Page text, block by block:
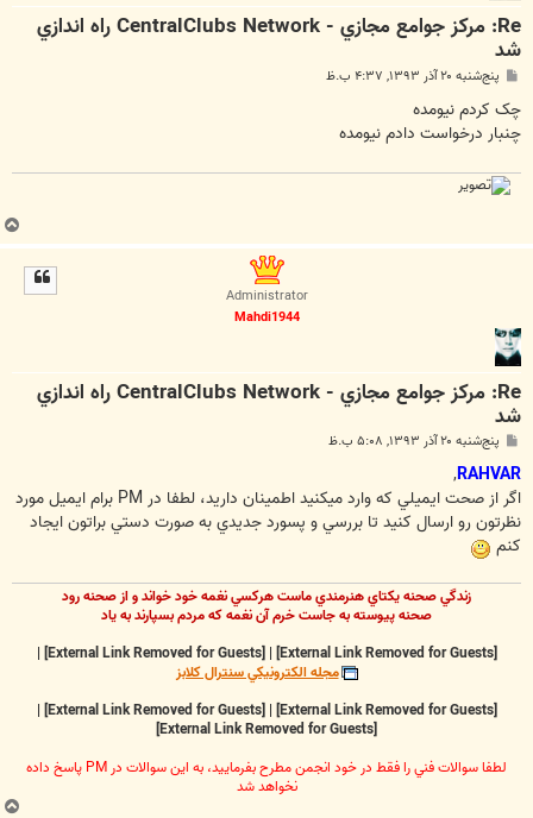
Re: مرکز جوامع مجازي - CentralClubs Network راه اندازي
شد
س
ت
پنج‌شنبه ۲۰ آذر ۱۳۹۳, ۴:۳۷ ب.ظ
چک کردم نیومده
چنبار درخواست دادم نیومده
Administrator
Mahdi1944
Re: مرکز جوامع مجازي - CentralClubs Network راه اندازي
شد
س
ت
پنج‌شنبه ۲۰ آذر ۱۳۹۳, ۵:۰۸ ب.ظ
RAHVAR
,
اگر از صحت ايميلي كه وارد ميكنيد اطمينان داريد، لطفا در PM برام ايميل مورد
نظرتون رو ارسال كنيد تا بررسي و پسورد جديدي به صورت دستي براتون ايجاد
كنم
زندگي صحنه يکتاي هنرمندي ماست هرکسي نغمه خود خواند و از صحنه رود
صحنه پيوسته به جاست خرم آن نغمه که مردم بسپارند به ياد
[External Link Removed for Guests]
|
[External Link Removed for Guests]
|
مجله الکترونيکي سنترال کلابز
[External Link Removed for Guests]
|
[External Link Removed for Guests]
|
[External Link Removed for Guests]
لطفا سوالات فني را فقط در خود انجمن مطرح بفرماييد، به اين سوالات در PM پاسخ داده
نخواهد شد